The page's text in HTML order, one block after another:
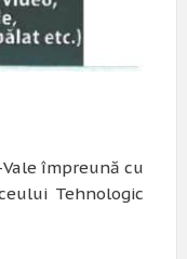
Vale împreună cu
Tehnologic